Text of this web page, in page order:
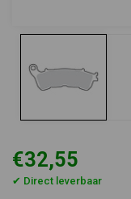
€32,55
✔ Direct leverbaar